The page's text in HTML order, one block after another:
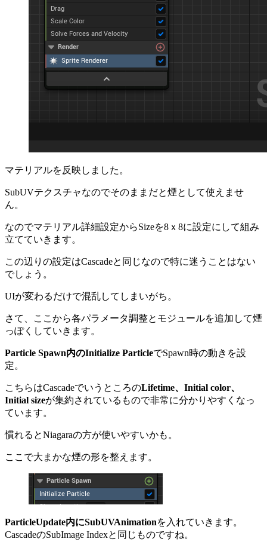
マテリアルを反映しました。
SubUVテクスチャなのでそのままだと煙として使えませ
ん。
なのでマテリアル詳細設定からSizeを8ｘ8に設定にして組み
立てていきます。
この辺りの設定はCascadeと同じなので特に迷うことはない
でしょう。
UIが変わるだけで混乱してしまいがち。
さて、ここから各パラメータ調整とモジュールを追加して煙
っぽくしていきます。
Particle Spawn内のInitialize ParticleでSpawn時の動きを設
定。
こちらはCascadeでいうところのLifetime、Initial color、
Initial sizeが集約されているもので非常に分かりやすくなっ
ています。
慣れるとNiagaraの方が使いやすいかも。
ここで大まかな煙の形を整えます。
ParticleUpdate内にSubUVAnimationを入れていきます。
CascadeのSubImage Indexと同じものですね。